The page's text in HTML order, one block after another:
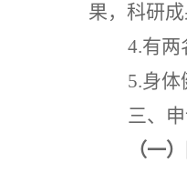
果，科研
4.有两
5.身体
三、
（一